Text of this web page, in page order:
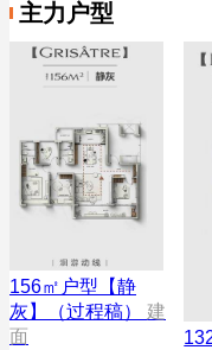
主力户型
156㎡户型【静
灰】（过程稿）
建
面